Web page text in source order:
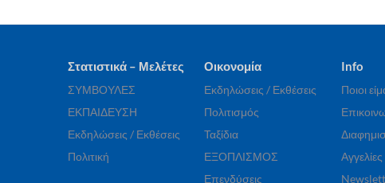
Στατιστικά – Μελέτες
ΣΥΜΒΟΥΛΕΣ
ΕΚΠΑΙΔΕΥΣΗ
Εκδηλώσεις / Εκθέσεις
Πολιτική
Οικονομία
Εκδηλώσεις / Εκθέσεις
Πολιτισμός
Ταξίδια
ΕΞΟΠΛΙΣΜΟΣ
Επενδύσεις
Info
Ποιοι
Αγγελίες